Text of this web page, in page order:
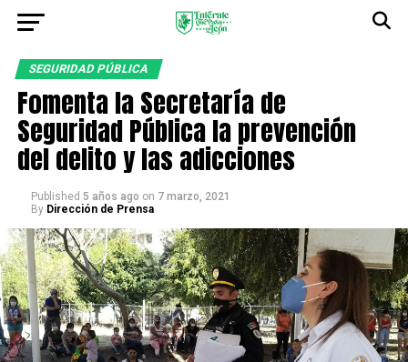
SEGURIDAD PÚBLICA
Fomenta la Secretaría de
Seguridad Pública la prevención
del delito y las adicciones
Published 5 años ago on 7 marzo, 2021
By Dirección de Prensa